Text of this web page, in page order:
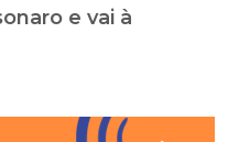
e vai à